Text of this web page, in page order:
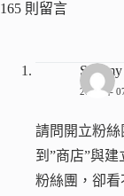
165 則留言
2016 年
請問開立粉
到”商店”與
粉絲團，卻看